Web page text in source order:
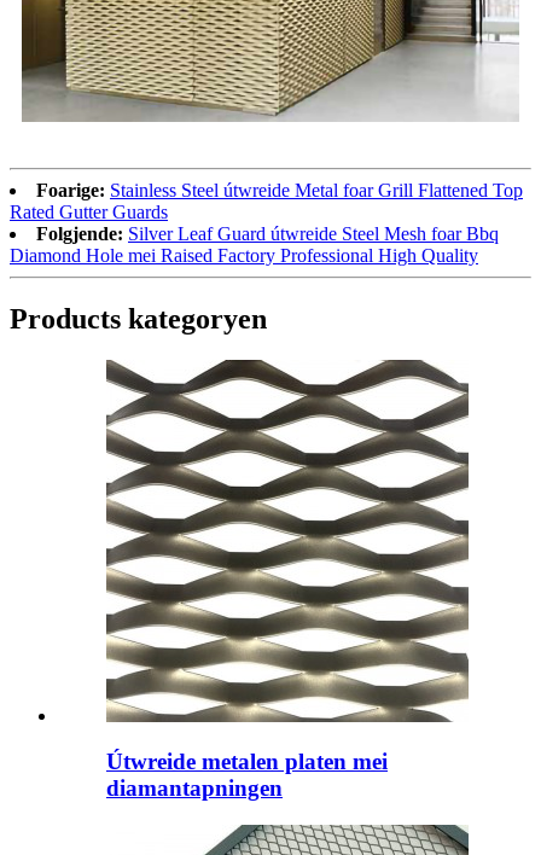
Foarige: Stainless Steel útwreide Metal foar Grill Flattened Top
Rated Gutter Guards
Folgjende: Silver Leaf Guard útwreide Steel Mesh foar Bbq
Diamond Hole mei Raised Factory Professional High Quality
Products kategoryen
Útwreide metalen platen mei
diamantapningen